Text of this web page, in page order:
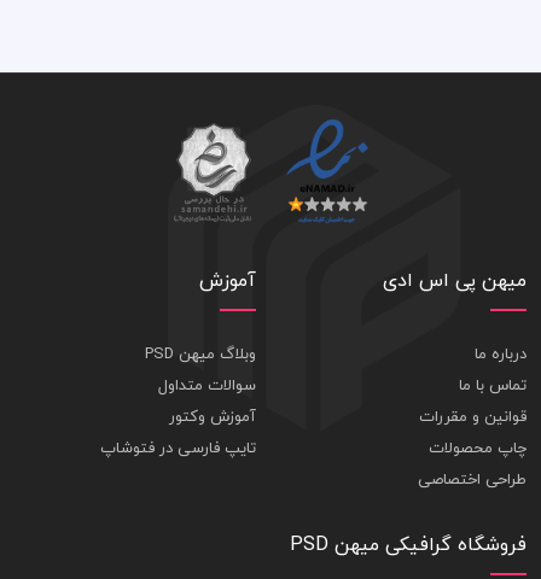
میهن پی اس ادی
درباره ما
تماس با ما
قوانین و مقررات
چاپ محصولات
طراحی اختصاصی
آموزش
وبلاگ میهن PSD
سوالات متداول
آموزش وکتور
تایپ فارسی در فتوشاپ
فروشگاه گرافیکی میهن PSD